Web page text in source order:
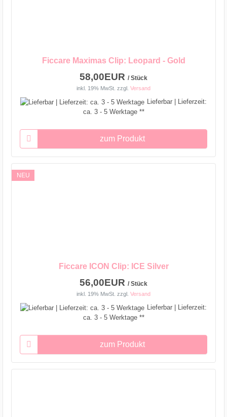
Ficcare Maximas Clip: Leopard - Gold
58,00EUR / Stück
inkl. 19% MwSt. zzgl. Versand
Lieferbar | Lieferzeit:
ca. 3 - 5 Werktage **
zum Produkt
NEU
Ficcare ICON Clip: ICE Silver
56,00EUR / Stück
inkl. 19% MwSt. zzgl. Versand
Lieferbar | Lieferzeit:
ca. 3 - 5 Werktage **
zum Produkt